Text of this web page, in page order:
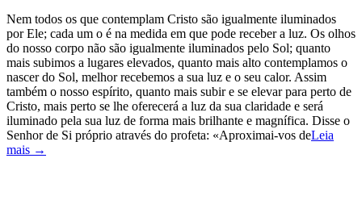
Nem todos os que contemplam Cristo são igualmente iluminados
por Ele; cada um o é na medida em que pode receber a luz. Os olhos
do nosso corpo não são igualmente iluminados pelo Sol; quanto
mais subimos a lugares elevados, quanto mais alto contemplamos o
nascer do Sol, melhor recebemos a sua luz e o seu calor. Assim
também o nosso espírito, quanto mais subir e se elevar para perto de
Cristo, mais perto se lhe oferecerá a luz da sua claridade e será
iluminado pela sua luz de forma mais brilhante e magnífica. Disse o
Senhor de Si próprio através do profeta: «Aproximai-vos deLeia
mais →